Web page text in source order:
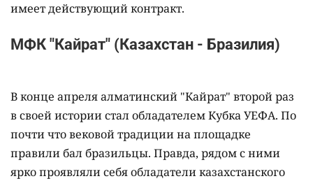
имеет действующий контракт.
МФК "Кайрат" (Казахстан - Бразилия)
В конце апреля алматинский "Кайрат" второй раз
в своей истории стал обладателем Кубка УЕФА. По
почти что вековой традиции на площадке
правили бал бразильцы. Правда, рядом с ними
ярко проявляли себя обладатели казахстанского